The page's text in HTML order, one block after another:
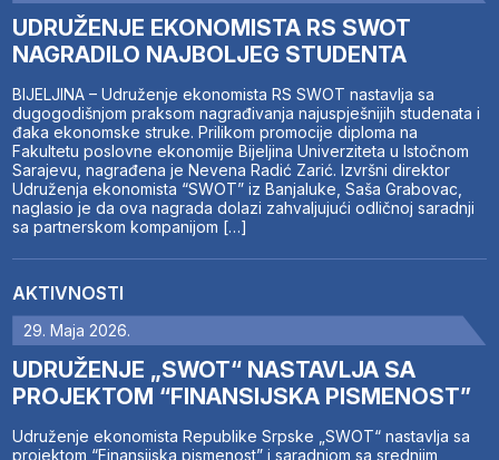
UDRUŽENJE EKONOMISTA RS SWOT
NAGRADILO NAJBOLJEG STUDENTA
BIJELJINA – Udruženje ekonomista RS SWOT nastavlja sa
dugogodišnjom praksom nagrađivanja najuspješnijih studenata i
đaka ekonomske struke. Prilikom promocije diploma na
Fakultetu poslovne ekonomije Bijeljina Univerziteta u Istočnom
Sarajevu, nagrađena je Nevena Radić Zarić. Izvršni direktor
Udruženja ekonomista “SWOT” iz Banjaluke, Saša Grabovac,
naglasio je da ova nagrada dolazi zahvaljujući odličnoj saradnji
sa partnerskom kompanijom […]
AKTIVNOSTI
29. Maja 2026.
UDRUŽENJE „SWOT“ NASTAVLJA SA
PROJEKTOM “FINANSIJSKA PISMENOST”
Udruženje ekonomista Republike Srpske „SWOT“ nastavlja sa
projektom “Finansijska pismenost” i saradnjom sa srednjim